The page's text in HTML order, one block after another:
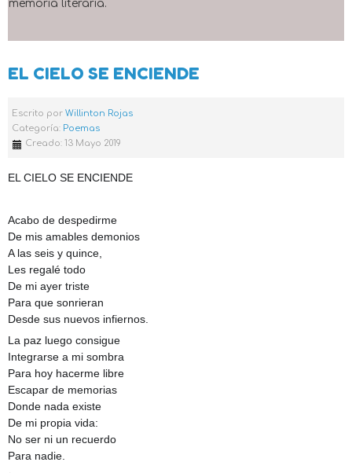
memoria literaria.
EL CIELO SE ENCIENDE
Escrito por Willinton Rojas
Categoría: Poemas
Creado: 13 Mayo 2019
EL CIELO SE ENCIENDE
Acabo de despedirme
De mis amables demonios
A las seis y quince,
Les regalé todo
De mi ayer triste
Para que sonrieran
Desde sus nuevos infiernos.
La paz luego consigue
Integrarse a mi sombra
Para hoy hacerme libre
Escapar de memorias
Donde nada existe
De mi propia vida:
No ser ni un recuerdo
Para nadie.